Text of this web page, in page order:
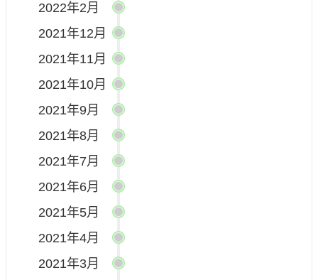
2022年2月
2021年12月
2021年11月
2021年10月
2021年9月
2021年8月
2021年7月
2021年6月
2021年5月
2021年4月
2021年3月